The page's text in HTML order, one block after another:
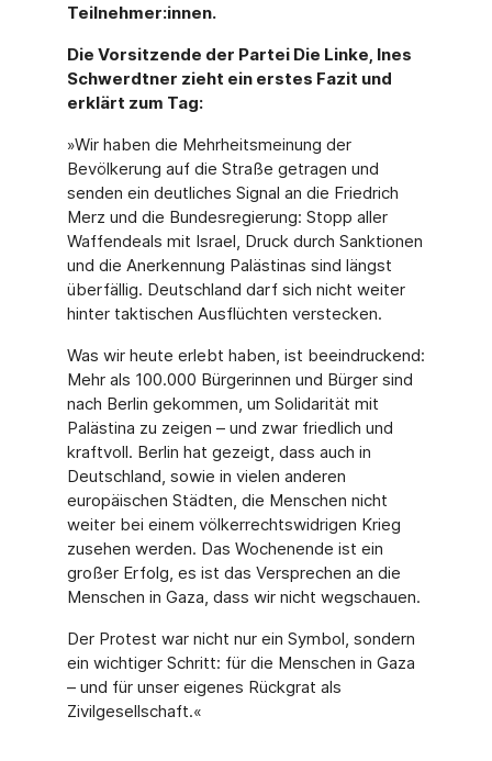
Teilnehmer:innen.
Die Vorsitzende der Partei Die Linke, Ines
Schwerdtner zieht ein erstes Fazit und
erklärt zum Tag:
»Wir haben die Mehrheitsmeinung der
Bevölkerung auf die Straße getragen und
senden ein deutliches Signal an die Friedrich
Merz und die Bundesregierung: Stopp aller
Waffendeals mit Israel, Druck durch Sanktionen
und die Anerkennung Palästinas sind längst
überfällig. Deutschland darf sich nicht weiter
hinter taktischen Ausflüchten verstecken.
Was wir heute erlebt haben, ist beeindruckend:
Mehr als 100.000 Bürgerinnen und Bürger sind
nach Berlin gekommen, um Solidarität mit
Palästina zu zeigen – und zwar friedlich und
kraftvoll. Berlin hat gezeigt, dass auch in
Deutschland, sowie in vielen anderen
europäischen Städten, die Menschen nicht
weiter bei einem völkerrechtswidrigen Krieg
zusehen werden. Das Wochenende ist ein
großer Erfolg, es ist das Versprechen an die
Menschen in Gaza, dass wir nicht wegschauen.
Der Protest war nicht nur ein Symbol, sondern
ein wichtiger Schritt: für die Menschen in Gaza
– und für unser eigenes Rückgrat als
Zivilgesellschaft.«